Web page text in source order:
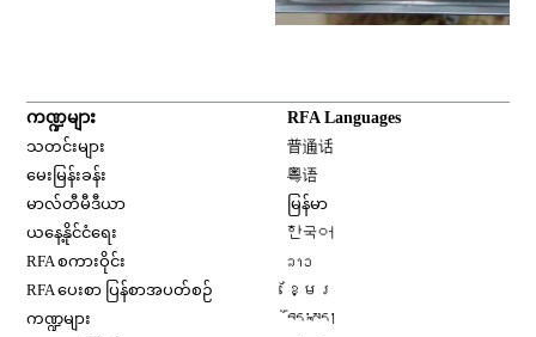
ကဏ္ဍများ
သတင်းများ
မေးမြန်းခန်း
မာလ်တီမီဒီယာ
ယနေ့နိုင်ငံရေး
RFA စကားဝိုင်း
RFA ပေးစာ ပြန်စာအပတ်စဉ်
ကဏ္ဍများ
RFA Languages
普通话
粤语
မြန်မာ
한국어
ລາວ
ខ្មែរ
བོད་སྐད།